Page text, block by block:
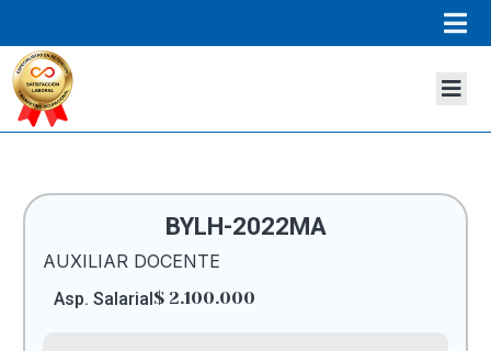
BYLH-2022MA
AUXILIAR DOCENTE
Asp. Salarial$ 2.100.000